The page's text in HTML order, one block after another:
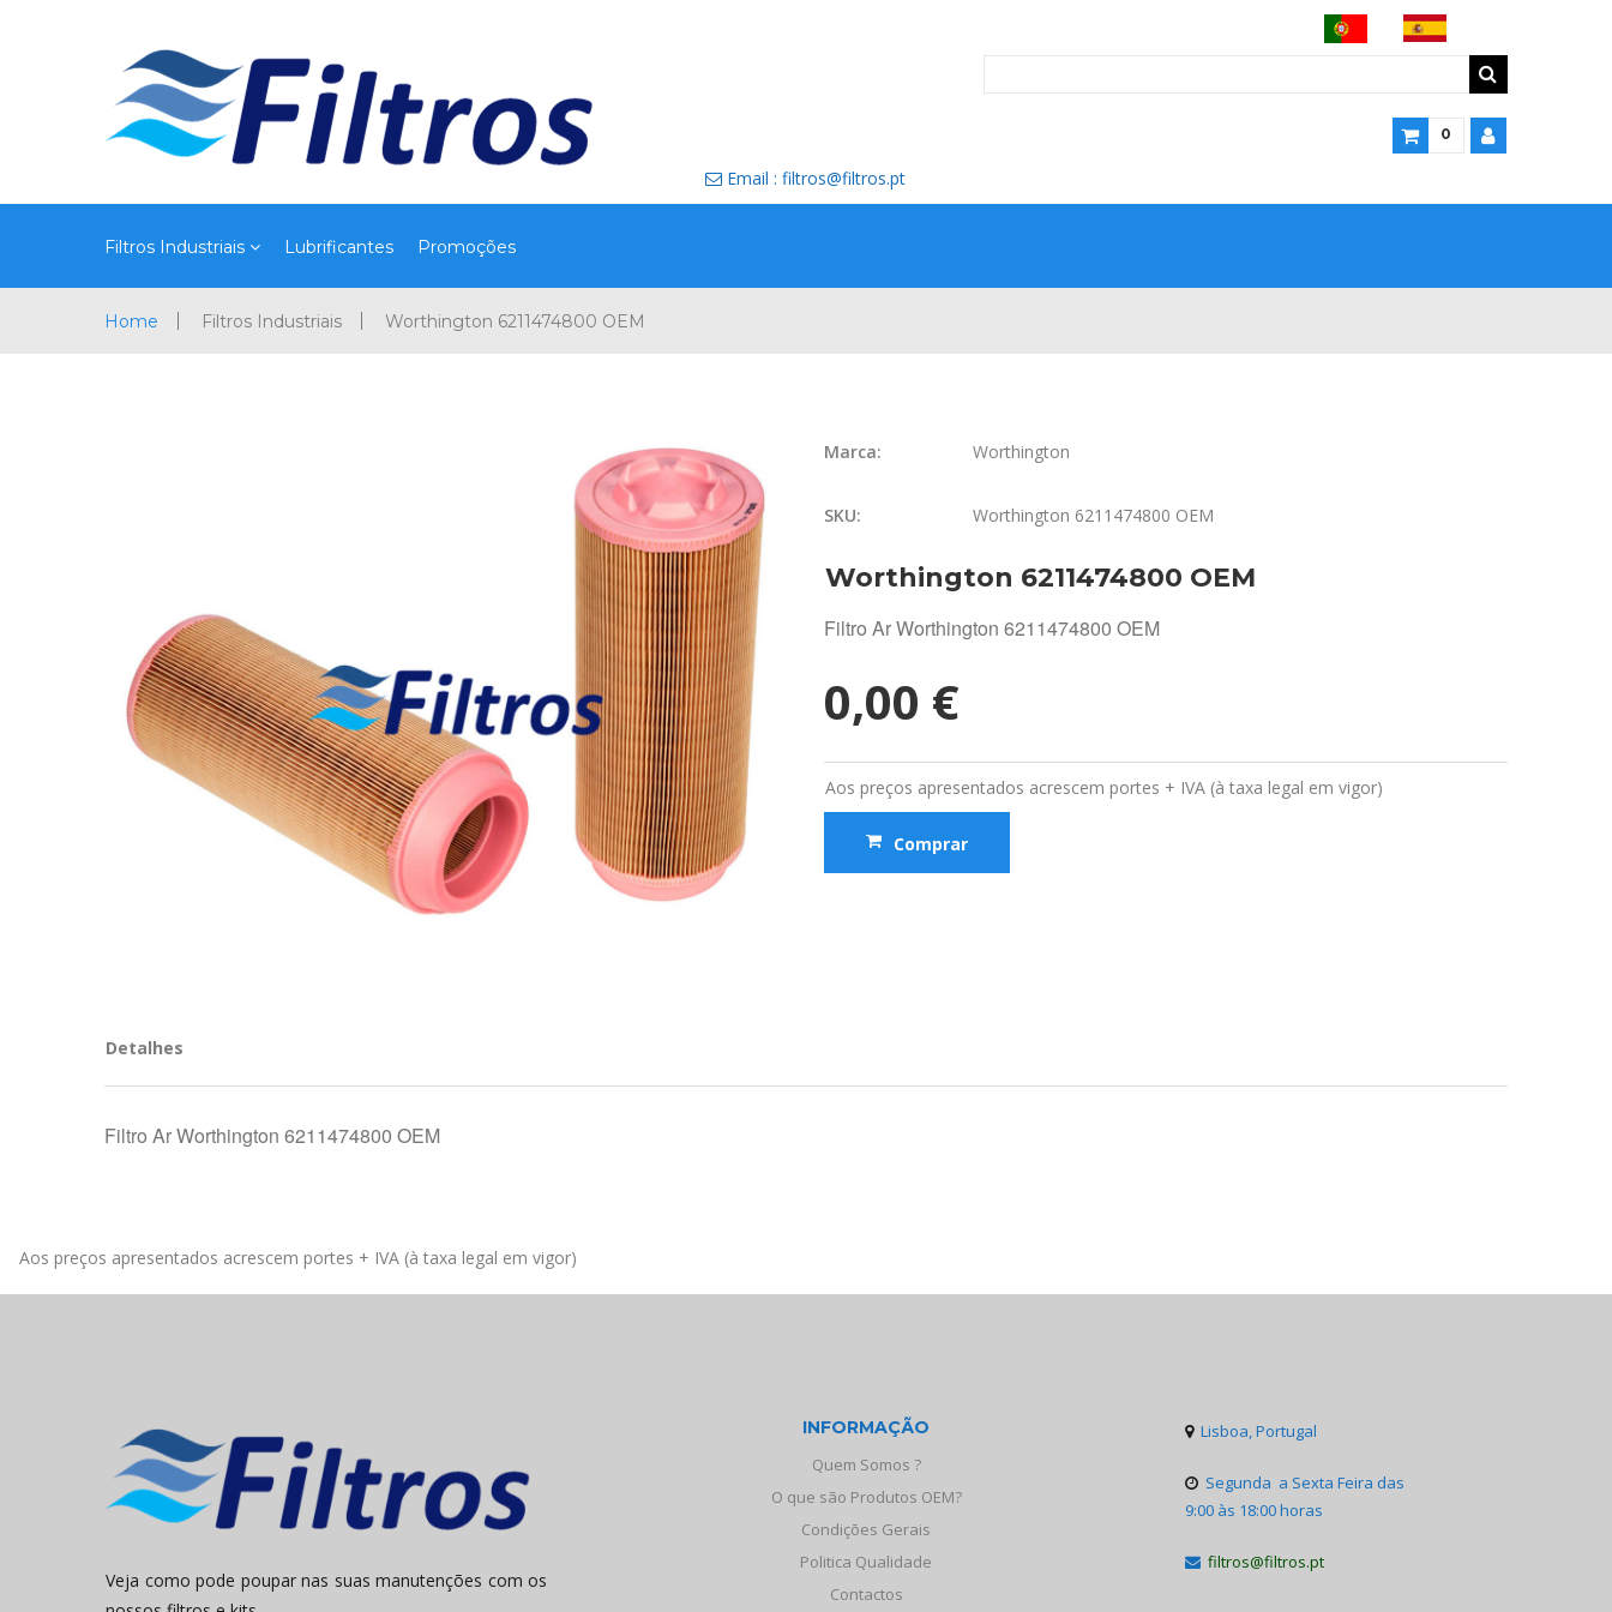
0
 Email : filtros@filtros.pt
Filtros Industriais Lubrificantes Promoções
Home Filtros Industriais Worthington 6211474800 OEM
Marca: Worthington
SKU: Worthington 6211474800 OEM
Worthington 6211474800 OEM
Filtro Ar Worthington 6211474800 OEM
0,00 €
Aos preços apresentados acrescem portes + IVA (à taxa legal em vigor)
Comprar
Detalhes
Filtro Ar Worthington 6211474800 OEM
Aos preços apresentados acrescem portes + IVA (à taxa legal em vigor)
Veja como pode poupar nas suas manutenções com os
INFORMAÇÃO
Quem Somos ?
O que são Produtos OEM?
Condições Gerais
Politica Qualidade
Contactos
 Lisboa, Portugal
 Segunda a Sexta Feira das
9:00 às 18:00 horas
 filtros@filtros.pt